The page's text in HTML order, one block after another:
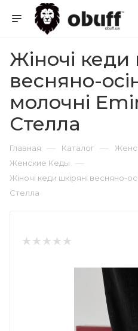
Жіночі кеди
весняно-
молочні
Стелла
Главная — Каталог —
Женские Кеды —
Жіночі кеди шкіряні весняно-
Стелла